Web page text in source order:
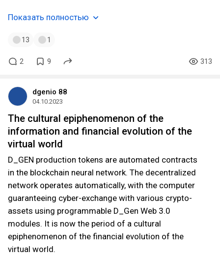
Показать полностью
13 1
2 9 313
dgenio 88
04.10.2023
The cultural epiphenomenon of the
information and financial evolution of the
virtual world
D_GEN production tokens are automated contracts
in the blockchain neural network. The decentralized
network operates automatically, with the computer
guaranteeing cyber-exchange with various crypto-
assets using programmable D_Gen Web 3.0
modules. It is now the period of a cultural
epiphenomenon of the financial evolution of the
virtual world.